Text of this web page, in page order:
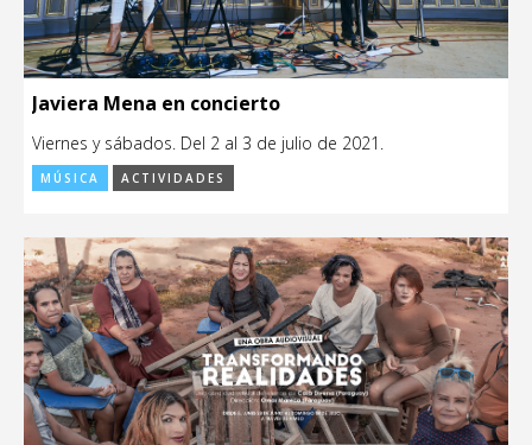
Javiera Mena en concierto
Viernes y sábados. Del 2 al 3 de julio de 2021.
MÚSICA ACTIVIDADES